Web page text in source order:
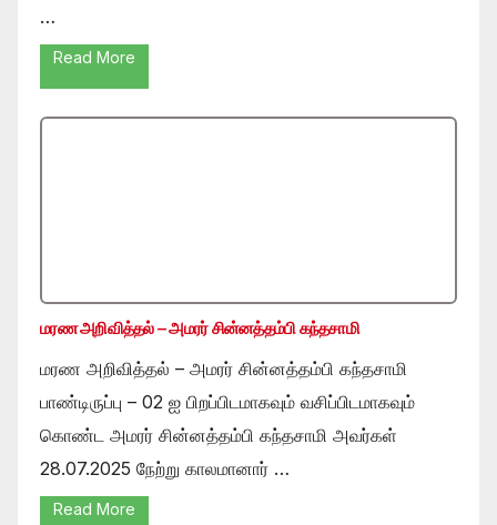
…
Read More
மரண அறிவித்தல் – அமரர் சின்னத்தம்பி கந்தசாமி
மரண அறிவித்தல் – அமரர் சின்னத்தம்பி கந்தசாமி
பாண்டிருப்பு – 02 ஐ பிறப்பிடமாகவும் வசிப்பிடமாகவும்
கொண்ட அமரர் சின்னத்தம்பி கந்தசாமி அவர்கள்
28.07.2025 நேற்று காலமானார் …
Read More